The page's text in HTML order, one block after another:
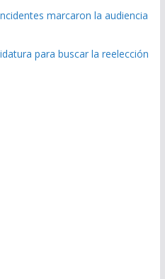
marcaron la audiencia
para buscar la reelección